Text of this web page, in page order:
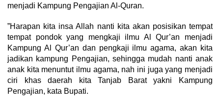
menjadi Kampung Pengajian Al-Quran.
”Harapan kita insa Allah nanti kita akan posisikan tempat
tempat pondok yang mengkaji ilmu Al Qur’an menjadi
Kampung Al Qur’an dan pengkaji ilmu agama, akan kita
jadikan kampung Pengajian, sehingga mudah nanti anak
anak kita menuntut ilmu agama, nah ini juga yang menjadi
ciri khas daerah kita Tanjab Barat yakni Kampung
Pengajian, kata Bupati.